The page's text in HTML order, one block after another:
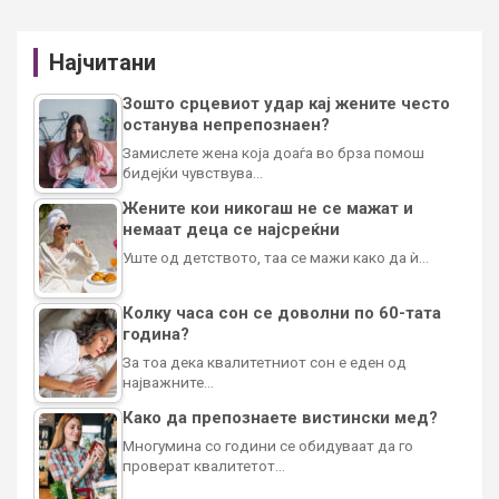
Најчитани
Зошто срцевиот удар кај жените често
останува непрепознаен?
Замислете жена која доаѓа во брза помош
бидејќи чувствува…
Жените кои никогаш не се мажат и
немаат деца се најсреќни
Уште од детството, таа се мажи како да ѝ…
Колку часа сон се доволни по 60-тата
година?
За тоа дека квалитетниот сон е еден од
најважните…
Како да препознаете вистински мед?
Многумина со години се обидуваат да го
проверат квалитетот…